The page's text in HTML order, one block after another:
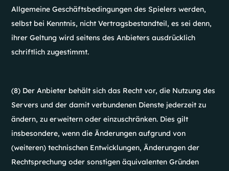
Allgemeine Geschäftsbedingungen des Spielers werden,
selbst bei Kenntnis, nicht Vertragsbestandteil, es sei denn,
ihrer Geltung wird seitens des Anbieters ausdrücklich
schriftlich zugestimmt.
(8) Der Anbieter behält sich das Recht vor, die Nutzung des
Servers und der damit verbundenen Dienste jederzeit zu
ändern, zu erweitern oder einzuschränken. Dies gilt
insbesondere, wenn die Änderungen aufgrund von
(weiteren) technischen Entwicklungen, Änderungen der
Rechtsprechung oder sonstigen äquivalenten Gründen